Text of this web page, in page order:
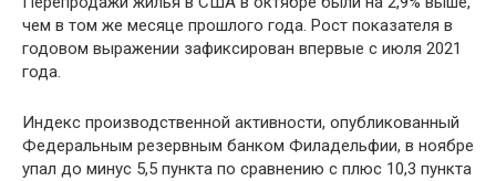
чем в том же месяце прошлого года. Рост показателя в
годовом выражении зафиксирован впервые с июля 2021
года.
Индекс производственной активности, опубликованный
Федеральным резервным банком Филадельфии, в ноябре
упал до минус 5,5 пункта по сравнению с плюс 10,3 пункта